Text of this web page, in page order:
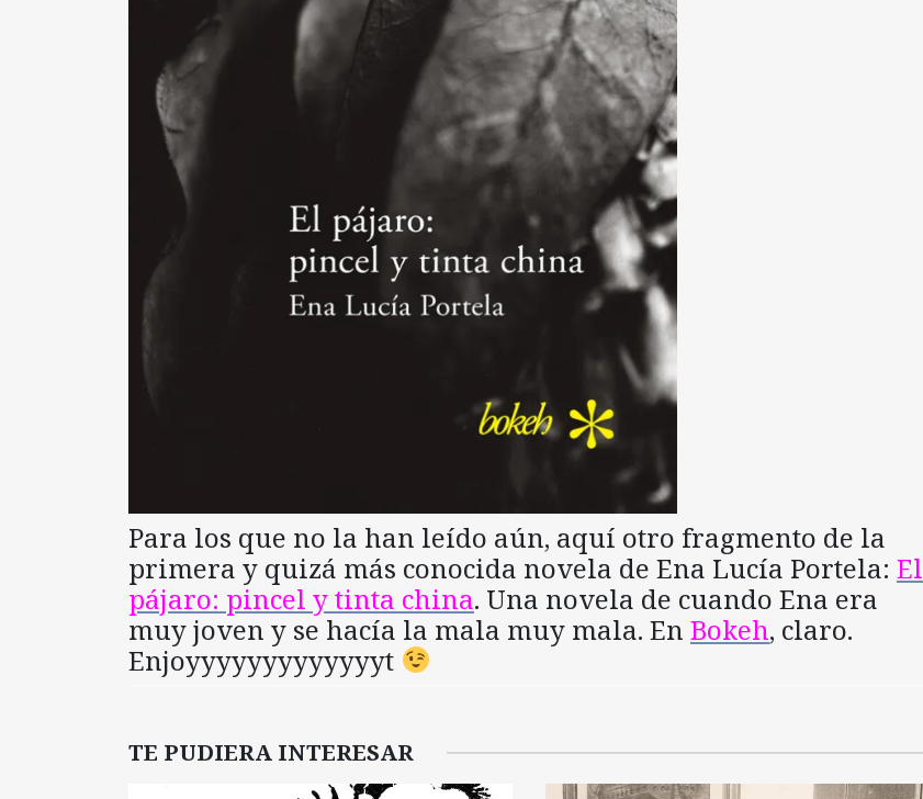
Para los que no la han leído aún, aquí otro fragmento de la
primera y quizá más conocida novela de Ena Lucía Portela: El
pájaro: pincel y tinta china. Una novela de cuando Ena era
muy joven y se hacía la mala muy mala. En Bokeh, claro.
Enjoyyyyyyyyyyyyyt
TE PUDIERA INTERESAR